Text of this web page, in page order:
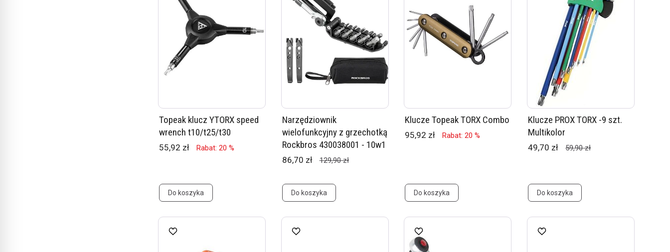
Topeak klucz YTORX speed
wrench t10/t25/t30
55,92 zł Rabat: 20 %
Do koszyka
Narzędziownik
wielofunkcyjny z grzechotką
Rockbros 430038001 - 10w1
86,70 zł 129,90 zł
Do koszyka
Klucze Topeak TORX Combo
95,92 zł Rabat: 20 %
Do koszyka
Klucze PROX TORX -9 szt.
Multikolor
49,70 zł 59,90 zł
Do koszyka